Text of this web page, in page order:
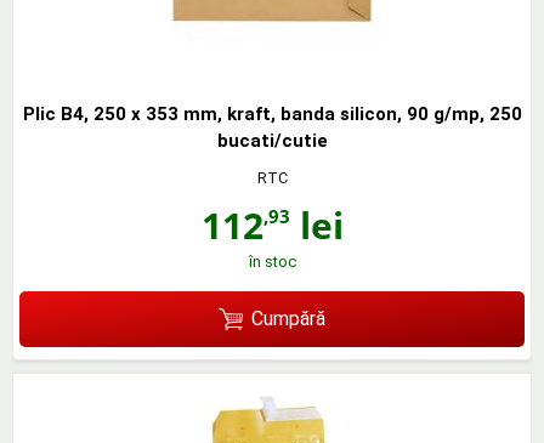
Plic B4, 250 x 353 mm, kraft, banda silicon, 90 g/mp, 250
bucati/cutie
RTC
112,93 lei
în stoc
Cumpără